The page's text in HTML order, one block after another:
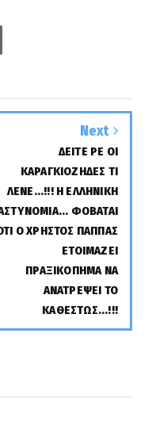
Next
ΔΕΙΤΕ ΡΕ ΟΙ
ΚΑΡΑΓΚΙΟΖΗΔΕΣ ΤΙ
ΛΕΝΕ...!!! Η ΕΛΛΗΝΙΚΗ
ΦΟΒΑΤΑΙ
Ο ΧΡΗΣΤΟΣ ΠΑΠΠΑΣ
ΕΤΟΙΜΑΖΕΙ
ΠΡΑΞΙΚΟΠΗΜΑ ΝΑ
ΑΝΑΤΡΕΨΕΙ ΤΟ
ΚΑΘΕΣΤΩΣ...!!!